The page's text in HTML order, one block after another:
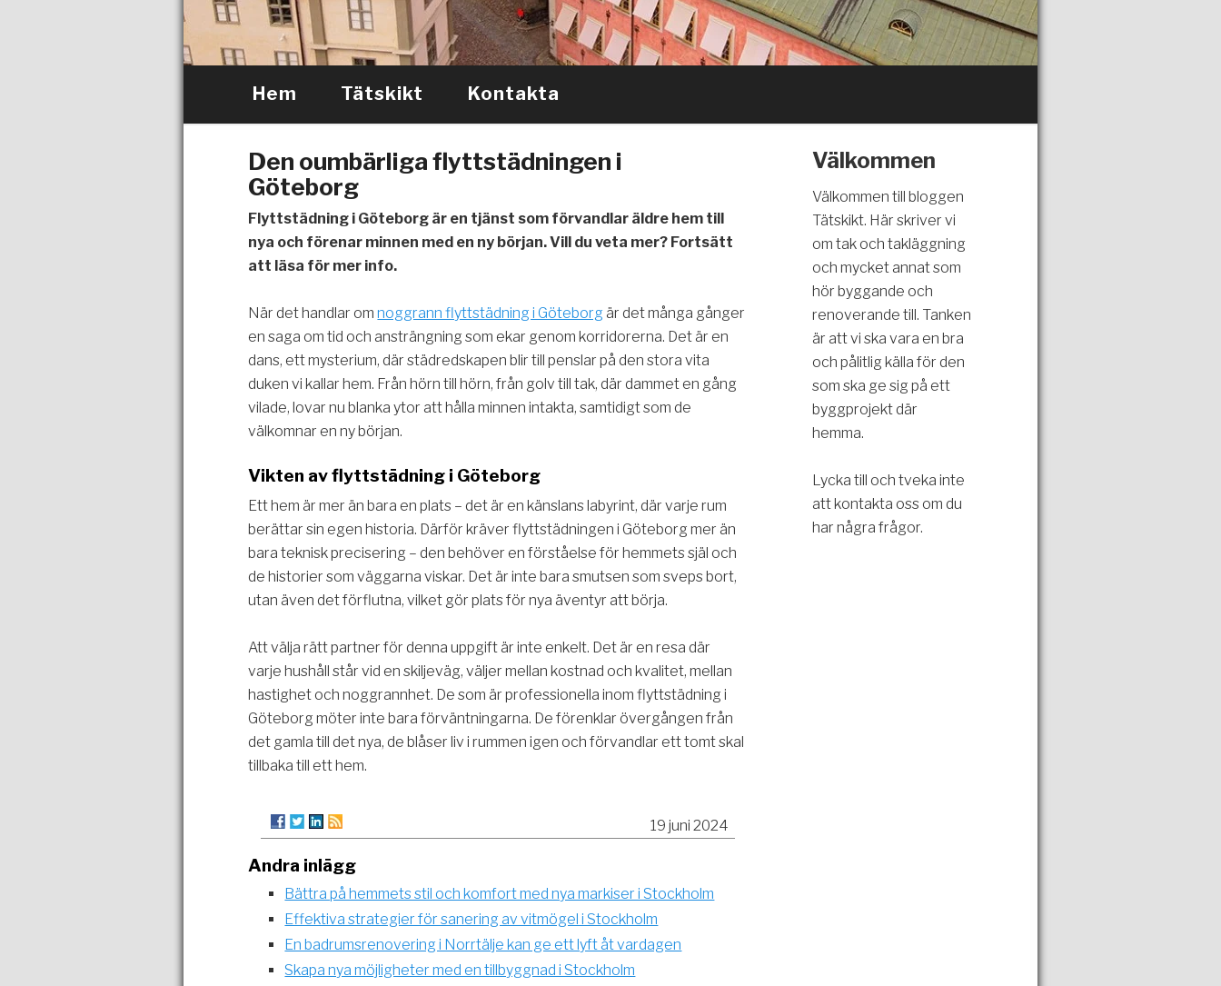
Hem Tätskikt Kontakta
Den oumbärliga flyttstädningen i
Göteborg
Flyttstädning i Göteborg är en tjänst som förvandlar äldre hem till
nya och förenar minnen med en ny början. Vill du veta mer? Fortsätt
att läsa för mer info.
När det handlar omnoggrann flyttstädning i Göteborg är det många gånger
en saga om tid och ansträngning som ekar genom korridorerna. Det är en
dans, ett mysterium, där städredskapen blir till penslar på den stora vita
duken vi kallar hem. Från hörn till hörn, från golv till tak, där dammet en gång
vilade, lovar nu blanka ytor att hålla minnen intakta, samtidigt som de
välkomnar en ny början.
Vikten av flyttstädning i Göteborg
Ett hem är mer än bara en plats – det är en känslans labyrint, där varje rum
berättar sin egen historia. Därför kräver flyttstädningen i Göteborg mer än
bara teknisk precisering – den behöver en förståelse för hemmets själ och
de historier som väggarna viskar. Det är inte bara smutsen som sveps bort,
utan även det förflutna, vilket gör plats för nya äventyr att börja.
Att välja rätt partner för denna uppgift är inte enkelt. Det är en resa där
varje hushåll står vid en skiljeväg, väljer mellan kostnad och kvalitet, mellan
hastighet och noggrannhet. De som är professionella inom flyttstädning i
Göteborg möter inte bara förväntningarna. De förenklar övergången från
det gamla till det nya, de blåser liv i rummen igen och förvandlar ett tomt skal
tillbaka till ett hem.
19 juni 2024
Andra inlägg
Bättra på hemmets stil och komfort med nya markiser i Stockholm
Effektiva strategier för sanering av vitmögel i Stockholm
En badrumsrenovering i Norrtälje kan ge ett lyft åt vardagen
Skapa nya möjligheter med en tillbyggnad i Stockholm
Välkommen
Välkommen till bloggen
Tätskikt. Här skriver vi
om tak och takläggning
och mycket annat som
hör byggande och
renoverande till. Tanken
är att vi ska vara en bra
och pålitlig källa för den
som ska ge sig på ett
byggprojekt där
hemma.
Lycka till och tveka inte
att kontakta oss om du
har några frågor.